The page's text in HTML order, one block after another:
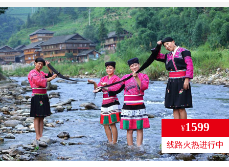
¥1599
线路火热进行中